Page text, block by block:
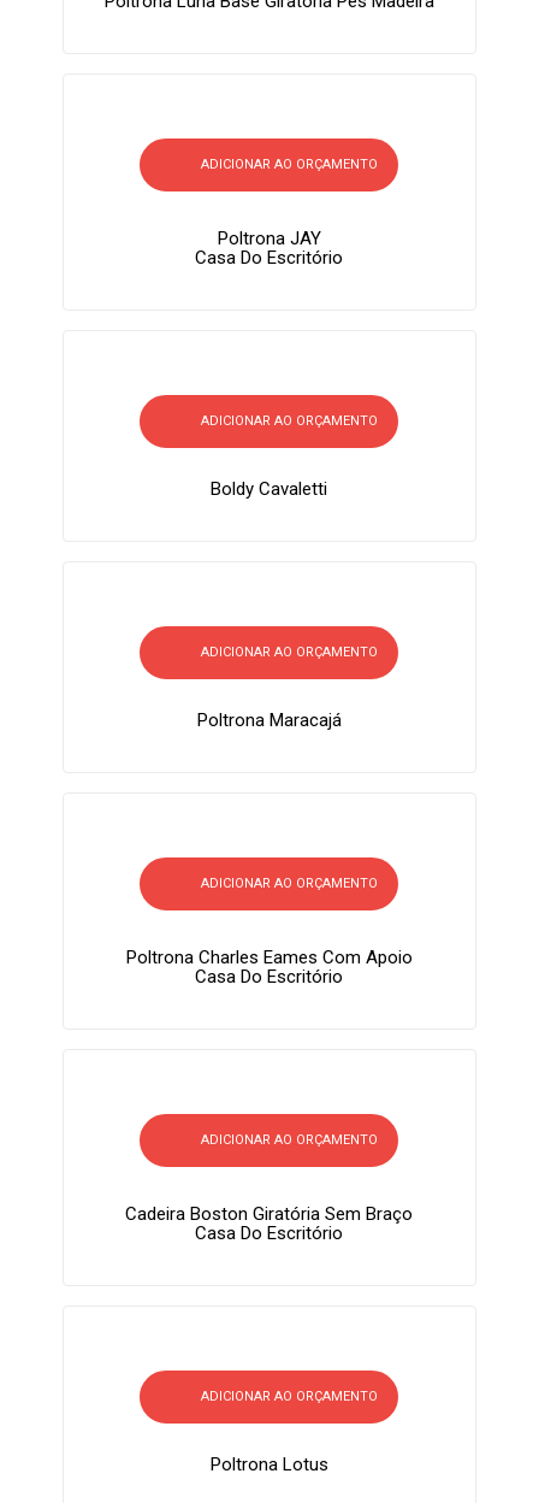
ADICIONAR AO ORÇAMENTO
Poltrona JAY
Casa Do Escritório
ADICIONAR AO ORÇAMENTO
Boldy Cavaletti
ADICIONAR AO ORÇAMENTO
Poltrona Maracajá
ADICIONAR AO ORÇAMENTO
Poltrona Charles Eames Com Apoio
Casa Do Escritório
ADICIONAR AO ORÇAMENTO
Cadeira Boston Giratória Sem Braço
Casa Do Escritório
ADICIONAR AO ORÇAMENTO
Poltrona Lotus